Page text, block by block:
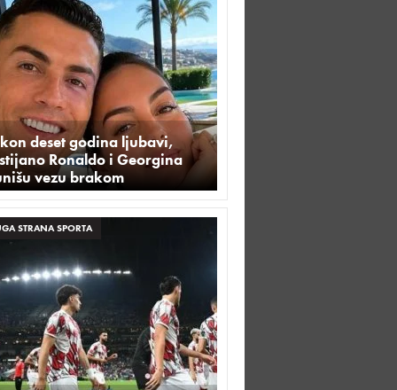
deset godina ljubavi,
Ronaldo i Georgina
vezu brakom
STRANA SPORTA